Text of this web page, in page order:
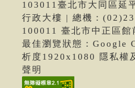
103011臺北市大同區延
行政大樓 | 總機：
100011 臺北市中正區館
最佳瀏覽狀態：Google
析度1920x1080 隱私權
聲明